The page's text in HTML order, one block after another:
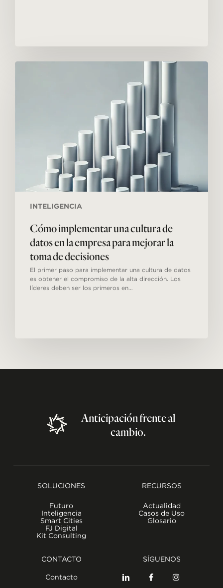
INTELIGENCIA
Cómo
decisiones
Cómo implementar una cultura de
datos en la empresa para mejorar la
toma de decisiones
El primer paso para implementar una cultura de datos
es obtener el compromiso de la alta dirección. Los
líderes deben ser los primeros en…
Anticipaciónfrenteal
cambio.
SOLUCIONES
Futuro
Inteligencia
Smart Cities
FJ Digital
Kit Consulting
RECURSOS
Actualidad
Casos de Uso
Glosario
CONTACTO
Contacto
SÍGUENOS